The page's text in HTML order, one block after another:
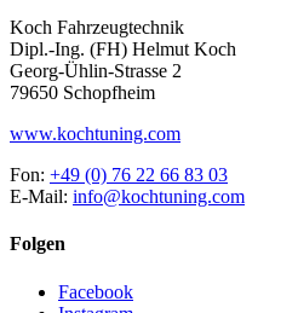
Koch Fahrzeugtechnik
Dipl.-Ing. (FH) Helmut Koch
Georg-Ühlin-Strasse 2
79650 Schopfheim
www.kochtuning.com
Fon: +49 (0) 76 22 66 83 03
E-Mail: info@kochtuning.com
Folgen
Facebook